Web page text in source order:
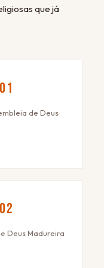
que já
de Deus
Deus Madureira